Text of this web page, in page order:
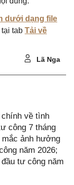
dưới dạng file
tab Tải về
Lã Nga
chính về tình
công 7 tháng
ảnh hưởng
năm 2026;
tư công năm